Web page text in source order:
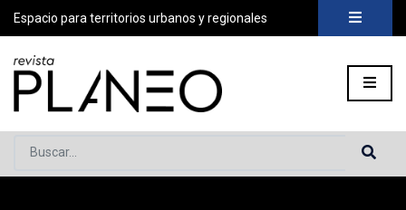
Espacio para territorios urbanos y regionales
Buscar...